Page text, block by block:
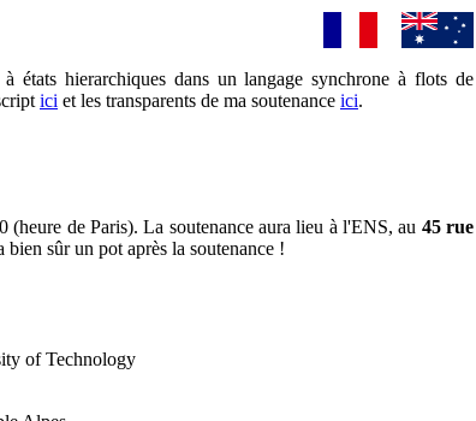
états hierarchiques dans un langage synchrone à flots de
ici et les transparents de ma soutenance ici.
(heure de Paris). La soutenance aura lieu à l'ENS, au 45 rue
sûr un pot après la soutenance !
of Technology